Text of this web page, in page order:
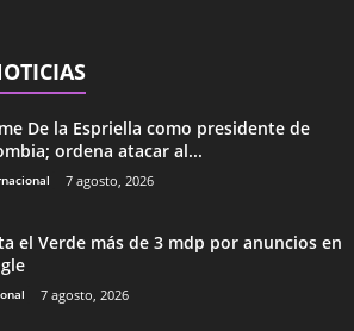
De la Espriella como presidente de
ordena atacar al...
7 agosto, 2026
el Verde más de 3 mdp por anuncios en
7 agosto, 2026